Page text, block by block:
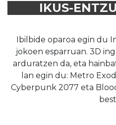
IKUS-
Ibilbide oparoa egin du
jokoen esparruan. 3D
arduratzen da, eta
lan egin du: Metro
Cyberpunk 2077 eta